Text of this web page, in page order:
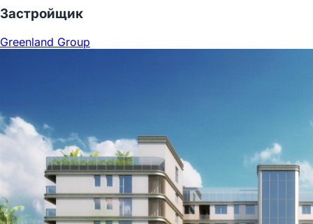
Застройщик
Greenland Group